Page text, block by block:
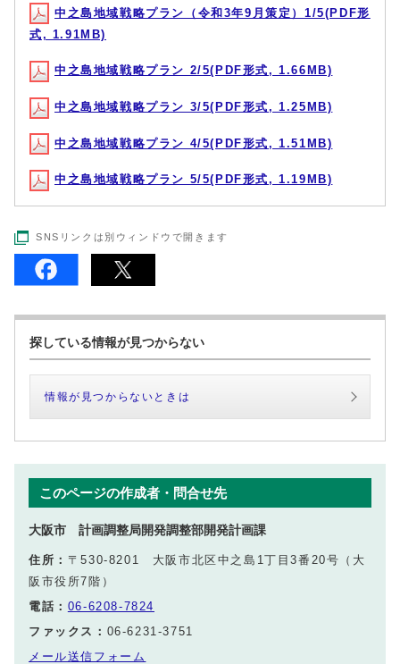
中之島地域戦略プラン（令和3年9月策定）1/5(PDF形
式, 1.91MB)
中之島地域戦略プラン 2/5(PDF形式, 1.66MB)
中之島地域戦略プラン 3/5(PDF形式, 1.25MB)
中之島地域戦略プラン 4/5(PDF形式, 1.51MB)
中之島地域戦略プラン 5/5(PDF形式, 1.19MB)
SNSリンクは別ウィンドウで開きます
探している情報が見つからない
情報が見つからないときは
このページの作成者・問合せ先
大阪市 計画調整局開発調整部開発計画課
住所： 〒530-8201 大阪市北区中之島1丁目3番20号（大
阪市役所7階）
電話： 06-6208-7824
ファックス： 06-6231-3751
メール送信フォーム